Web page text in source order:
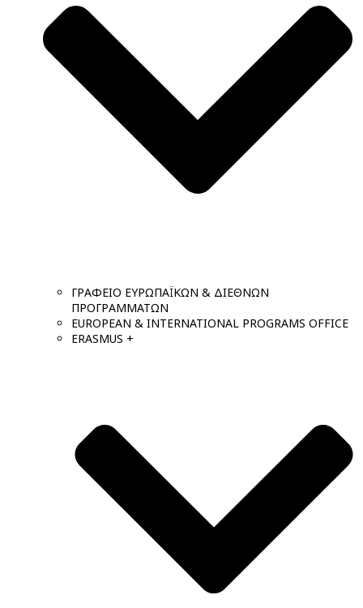
ΓΡΑΦΕΙΟ ΕΥΡΩΠΑΪΚΩΝ & ΔΙΕΘΝΩΝ
ΠΡΟΓΡΑΜΜΑΤΩΝ
EUROPEAN & INTERNATIONAL PROGRAMS OFFICE
ERASMUS +